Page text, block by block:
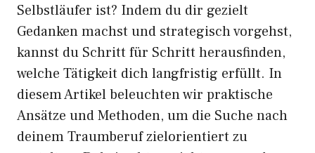
Selbstläufer ist? Indem du dir gezielt
Gedanken machst und strategisch vorgehst,
kannst du Schritt für Schritt herausfinden,
welche Tätigkeit dich langfristig erfüllt. In
diesem Artikel beleuchten wir praktische
Ansätze und Methoden, um die Suche nach
deinem Traumberuf zielorientiert zu